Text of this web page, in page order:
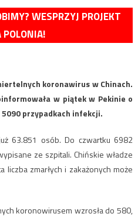
WESPRZYJ PROJEKT
koronawirus w Chinach.
w piątek w Pekinie o
przypadkach infekcji.
63.851 osób. Do czwartku 6982
ze szpitali. Chińskie władze
liczba zmarłych i zakażonych może
koronowirusem wzrosła do 580,